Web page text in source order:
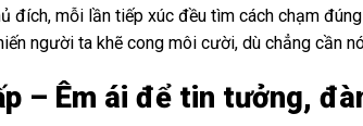
đích, mỗi lần tiếp xúc đều tìm cách chạm
người ta khẽ cong môi cười, dù chẳng cần
– Êm ái để tin tưởng,